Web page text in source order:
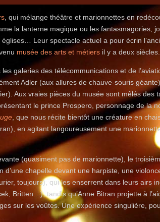
, qui mélange théâtre et marionnettes en
la lanterne magique ou les fantasmagories,
Leur spectacle actuel a pour écrin
musée des arts et métiers il y a deux siècles.
galeries des télécommunications et de
Adler (aux allures de chauve-souris
Aux vraies pièces du musée sont mêlés des
le prince Prospero, personnage de la
, que nous récite bientôt une créature en
en agitant langoureusement une
(quasiment pas de marionnette), le
d’une chapelle devant une harpiste, une
toujours), qui les enserrent dans leurs airs
Britten…), tandis qu’Anne Bitran projette à
sur les voûtes. Une expérience singulière,